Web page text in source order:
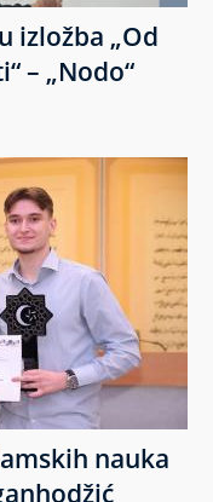
izložba „Od
– „Nodo“
nauka